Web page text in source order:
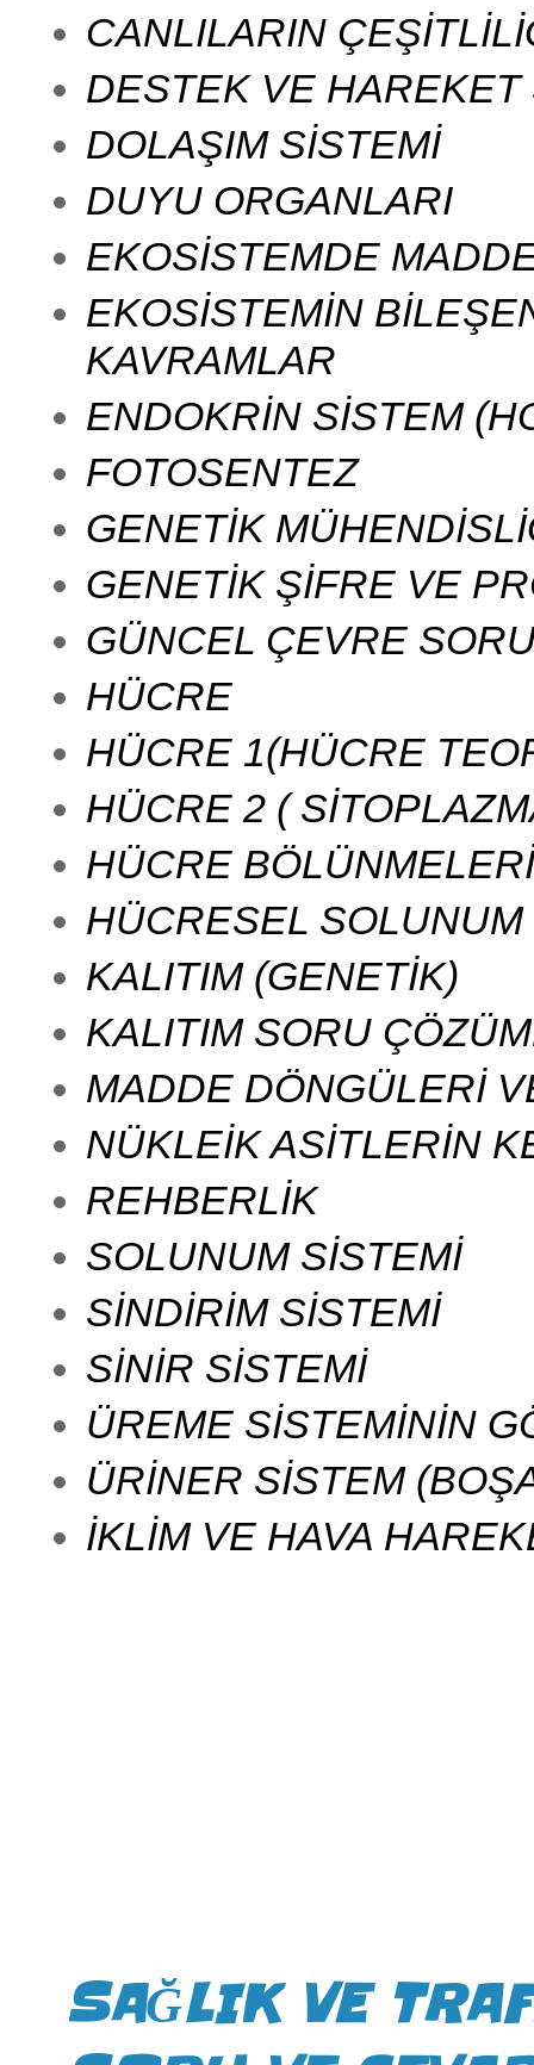
CANLILARIN
DESTEK VE HAREKET
DOLAŞIM SİSTEMİ
DUYU ORGANLARI
EKOSİSTEMDE
EKOSİSTEMİN
KAVRAMLAR
ENDOKRİN SİSTEM
FOTOSENTEZ
GENETİK
GENETİK ŞİFRE VE
GÜNCEL ÇEVRE
HÜCRE
HÜCRE 1(HÜCRE
HÜCRE 2 (
HÜCRE BÖLÜNMELERİ
HÜCRESEL SOLUNUM
KALITIM (GENETİK)
KALITIM SORU
MADDE DÖNGÜLERİ
NÜKLEİK ASİTLERİN
REHBERLİK
SOLUNUM SİSTEMİ
SİNDİRİM SİSTEMİ
SİNİR SİSTEMİ
ÜREME SİSTEMİNİN
ÜRİNER SİSTEM
İKLİM VE HAVA
SAĞLIK VE